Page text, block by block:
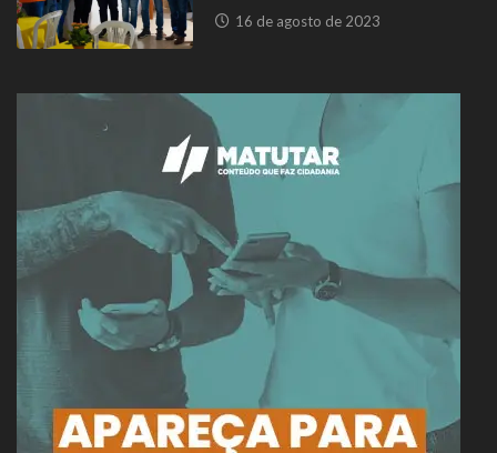
16 de agosto de 2023